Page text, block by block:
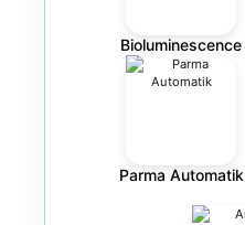
Bioluminescence
Parma Automatik